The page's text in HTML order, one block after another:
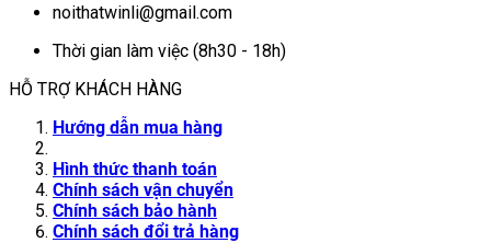
noithatwinli@gmail.com
Thời gian làm việc (8h30 - 18h)
HỖ TRỢ KHÁCH HÀNG
Hướng dẫn mua hàng
Hình thức thanh toán
Chính sách vận chuyển
Chính sách bảo hành
Chính sách đổi trả hàng